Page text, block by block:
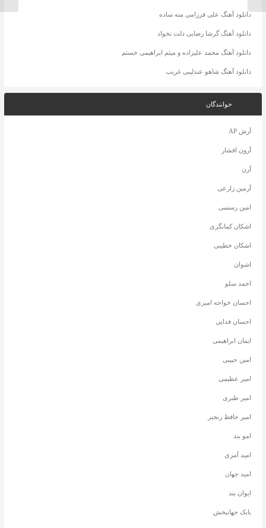
دانلود آهنگ علی فرزامی منه ساده
دانلود آهنگ گرشا رضایی دلت نخواد
دانلود آهنگ محمد علیزاده و میثم ابراهیمی خستم
دانلود آهنگ شاهو عندلیبی غریب
خوانندگان
آرش AP
آرون افشار
آرن
آرمین زارعی
امین رستمی
اشکان کمانگری
اشکان خطیبی
اشوان
احمد سلو
احسان خواجه امیری
احسان فدایی
ایمان ابراهیمی
امین حبیبی
امیر عظیمی
امیر طبری
امیر حافظ رنجبر
امو بند
امید آمری
امید جهان
ایوان بند
بابک جهانبخش